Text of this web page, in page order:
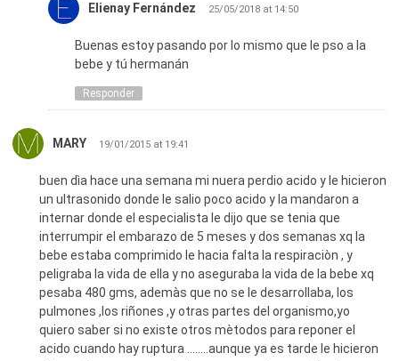
Elienay Fernández 25/05/2018 at 14:50
Buenas estoy pasando por lo mismo que le pso a la
bebe y tú hermanán
Responder
MARY 19/01/2015 at 19:41
buen dìa hace una semana mi nuera perdio acido y le hicieron
un ultrasonido donde le salio poco acido y la mandaron a
internar donde el especialista le dijo que se tenia que
interrumpir el embarazo de 5 meses y dos semanas xq la
bebe estaba comprimido le hacia falta la respiraciòn , y
peligraba la vida de ella y no aseguraba la vida de la bebe xq
pesaba 480 gms, ademàs que no se le desarrollaba, los
pulmones ,los riñones ,y otras partes del organismo,yo
quiero saber si no existe otros mètodos para reponer el
acido cuando hay ruptura ……..aunque ya es tarde le hicieron